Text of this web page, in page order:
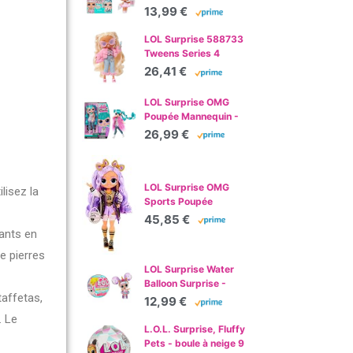
la
en
pierres
Le
Salle de mixage
Édition Limitée avec 8
Surprises Confettis
dans une Boîte -
Comprend une
Surprise, des
Vêtements et
- À Partir de 4 Ans
13,99 €
LOL Surprise 588733
Tweens Series 4
Poupée Mode - Olivia
Flutter - Déballe 15
Surprises et des
Accessoires Fabuleux -
Idéal pour Les Enfants
de 4 Ans et Plus,
26,41 €
LOL Surprise OMG
Poupée Mannequin -
COSMIC NOVA -
Comprend une poupée
fabuleux accessoires -
pour les enfants de 4
ans et plus
26,99 €
LOL Surprise OMG
Sports Poupée
Mannequin avec 20
Surprises - Sparkle
Accessoires de Sport -
4 Ans et Plus
45,85 €
LOL Surprise Water
Balloon Surprise -
Poupées en Édition
Limitée Avec des
Cheveux en Forme de
Ballons d’Eau -
12,99 €
L.O.L. Surprise, Fluffy
Pets - boule à neige 9